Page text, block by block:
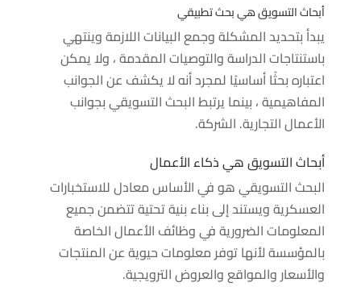
أبحاث التسويق هي بحث تطبيقي
يبدأ بتحديد المشكلة وجمع البيانات اللازمة وينتهي
باستنتاجات الدراسة والتوصيات المقدمة ، ولا يمكن
اعتباره بحثًا أساسيًا لمجرد أنه لا يكشف عن الجوانب
المفاهيمية ، بينما يرتبط البحث التسويقي بجوانب
الأعمال التجارية. الشركة.
أبحاث التسويق هي ذكاء الأعمال
البحث التسويقي هو في الأساس معادل للاستخبارات
العسكرية ويستند إلى بناء بنية تحتية تتضمن جميع
المعلومات الضرورية في وظائف الأعمال الخاصة
بالمؤسسة لأنها توفر معلومات حيوية عن المنتجات
والأسعار والمواقع والعروض الترويجية.